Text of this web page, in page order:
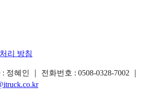
리 방침
정혜인 ｜ 전화번호 : 0508-0328-7002